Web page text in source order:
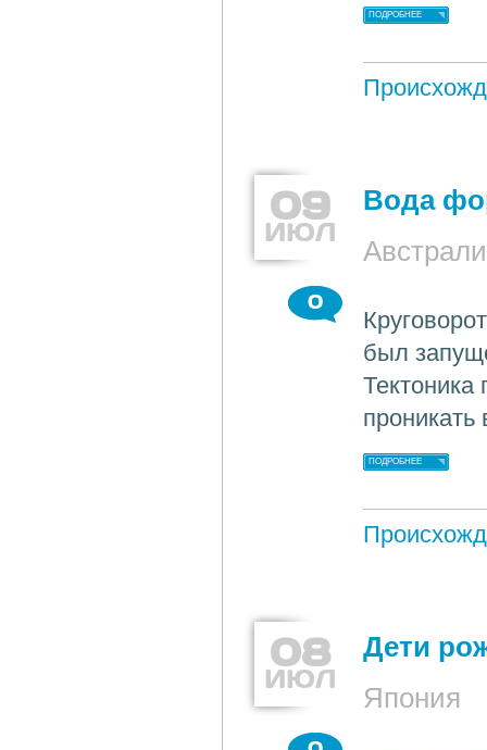
ПОДРОБНЕЕ
09
ИЮЛ
Вода
0
был
Тектоника
проникать
ПОДРОБНЕЕ
08
ИЮЛ
Дети
Япония